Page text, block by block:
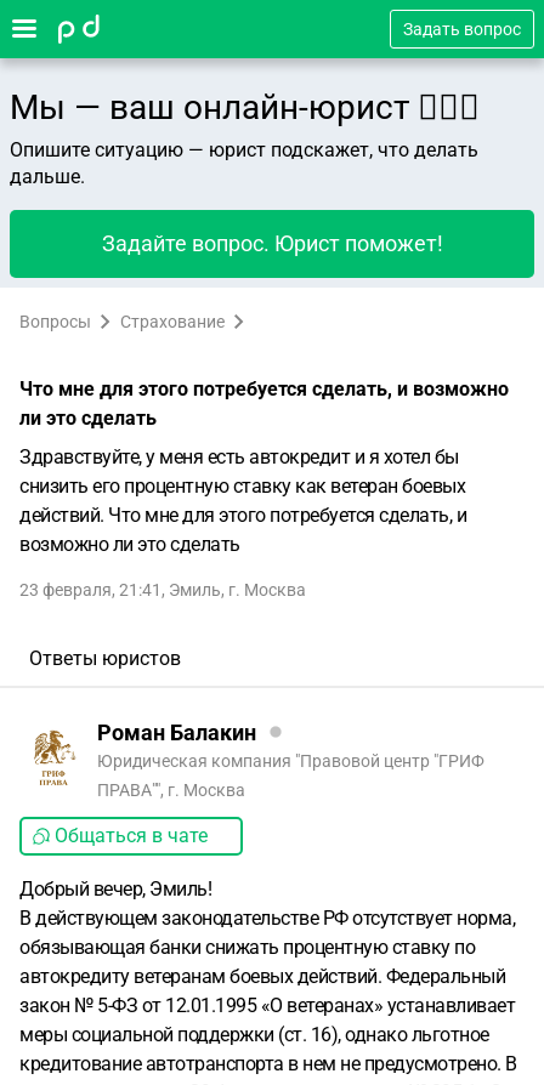
Задать вопрос
Мы — ваш онлайн-юрист 👨🏻‍⚖️
Опишите ситуацию — юрист подскажет, что делать
дальше.
Задайте вопрос. Юрист поможет!
Вопросы Страхование
Что мне для этого потребуется сделать, и возможно
ли это сделать
Здравствуйте, у меня есть автокредит и я хотел бы
снизить его процентную ставку как ветеран боевых
действий. Что мне для этого потребуется сделать, и
возможно ли это сделать
23 февраля, 21:41 , Эмиль, г. Москва
Ответы юристов
Роман Балакин
Юридическая компания "Правовой центр "ГРИФ
ПРАВА"", г. Москва
Общаться в чате
Добрый вечер, Эмиль!
В действующем законодательстве РФ отсутствует норма,
обязывающая банки снижать процентную ставку по
автокредиту ветеранам боевых действий. Федеральный
закон № 5-ФЗ от 12.01.1995 «О ветеранах» устанавливает
меры социальной поддержки (ст. 16), однако льготное
кредитование автотранспорта в нем не предусмотрено. В